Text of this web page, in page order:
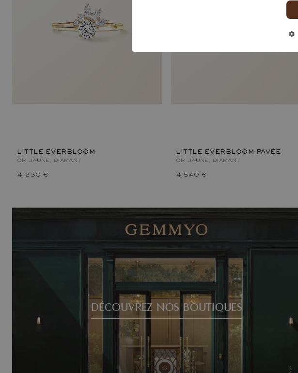
LITTLE EVERBLOOM
OR JAUNE, DIAMANT
4 230 €
LITTLE EVERBLOOM PAVÉE
OR JAUNE, DIAMANT
4 540 €
DÉCOUVREZ NOS BOUTIQUES